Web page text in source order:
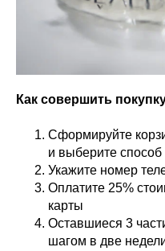
Как совершить
Сформируйте
и выберите
Укажите номер
Оплатите 25%
карты
Оставшиеся 3
шагом в две